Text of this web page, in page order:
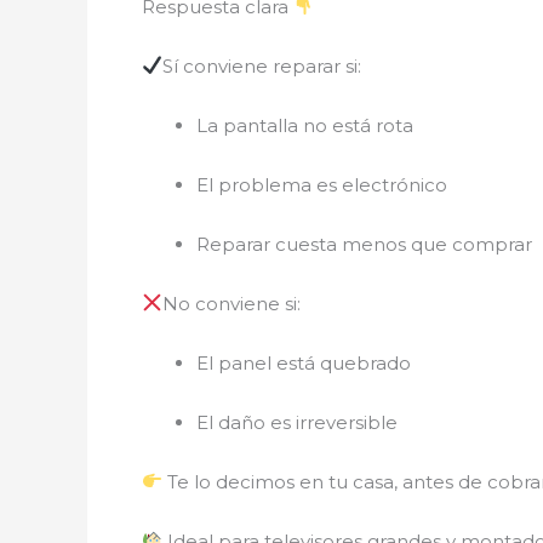
Respuesta clara
Sí conviene reparar si:
La pantalla no está rota
El problema es electrónico
Reparar cuesta menos que comprar
No conviene si:
El panel está quebrado
El daño es irreversible
Te lo decimos en tu casa, antes de